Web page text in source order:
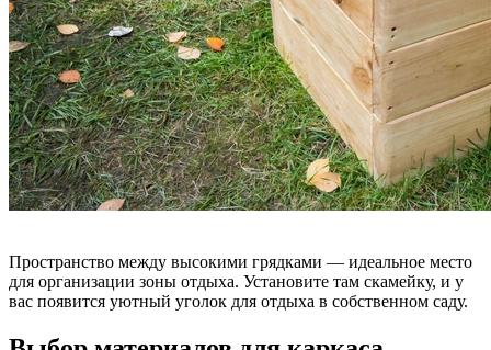
Пространство между высокими грядками — идеальное место
для организации зоны отдыха. Установите там скамейку, и у
вас появится уютный уголок для отдыха в собственном саду.